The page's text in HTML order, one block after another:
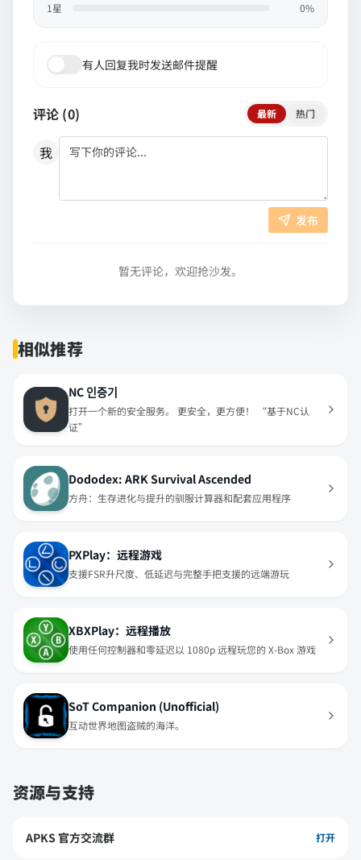
1 星 0%
有人回复我时发送邮件提醒
评论 (0) 最新 热门
我
发布
暂无评论，欢迎抢沙发。
相似推荐
NC 인증기
打开一个新的安全服务。 更安全，更方便！ “基于NC认
证”
Dododex: ARK Survival Ascended
方舟：生存进化与提升的驯服计算器和配套应用程序
PXPlay：远程游戏
支援FSR升尺度、低延迟与完整手把支援的远端游玩
XBXPlay：远程播放
使用任何控制器和零延迟以 1080p 远程玩您的 X-Box 游戏
SoT Companion (Unofficial)
互动世界地图盗贼的海洋。
资源与支持
APKS 官方交流群 打开